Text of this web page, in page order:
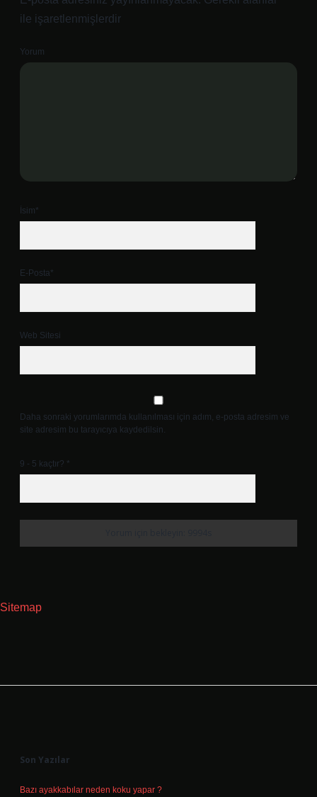
ile işaretlenmişlerdir
Yorum
İsim*
E-Posta*
Web Sitesi
Daha sonraki yorumlarımda kullanılması için adım, e-posta adresim ve
site adresim bu tarayıcıya kaydedilsin.
9 - 5 kaçtır? *
Sitemap
Son Yazılar
Bazı ayakkabılar neden koku yapar ?